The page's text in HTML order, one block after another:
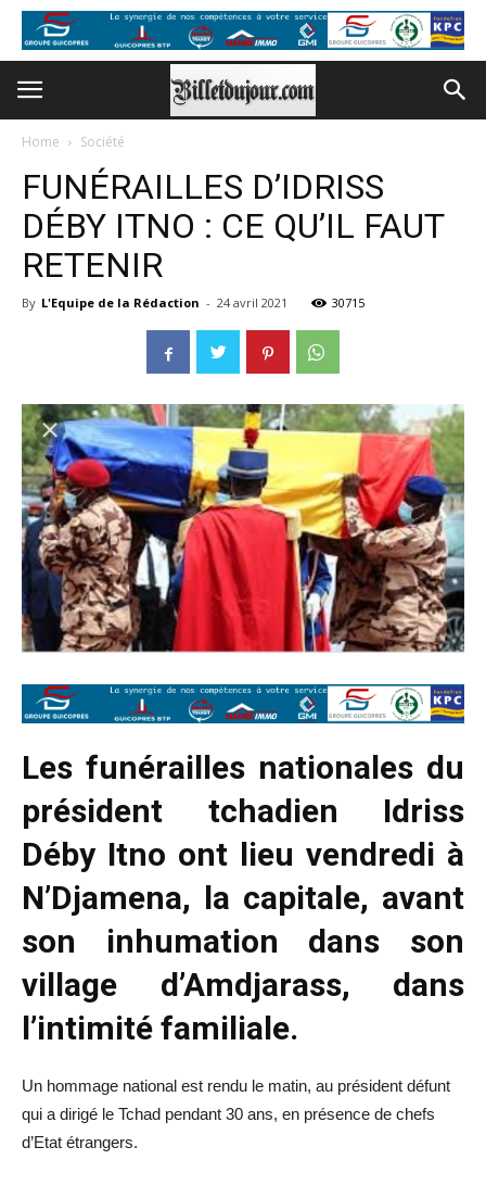
Home Société
FUNÉRAILLES D’IDRISS
DÉBY ITNO : CE QU’IL FAUT
RETENIR
By L'Equipe de la Rédaction - 24 avril 2021 30715
Les funérailles nationales du
président tchadien Idriss
Déby Itno ont lieu vendredi à
N’Djamena, la capitale, avant
son inhumation dans son
village d’Amdjarass, dans
l’intimité familiale.
Un hommage national est rendu le matin, au président défunt
qui a dirigé le Tchad pendant 30 ans, en présence de chefs
d’Etat étrangers.